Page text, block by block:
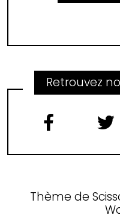
Retrouvez
Thème de